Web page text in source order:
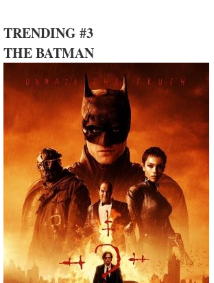
TRENDING #3
THE BATMAN